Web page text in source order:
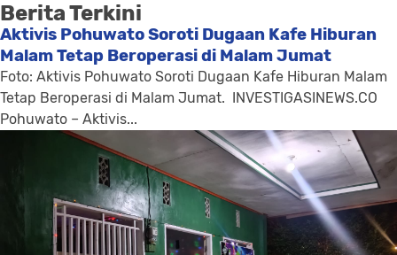
Berita Terkini
Aktivis Pohuwato Soroti Dugaan Kafe Hiburan
Malam Tetap Beroperasi di Malam Jumat
Foto: Aktivis Pohuwato Soroti Dugaan Kafe Hiburan Malam
Tetap Beroperasi di Malam Jumat. INVESTIGASINEWS.CO
Pohuwato – Aktivis...